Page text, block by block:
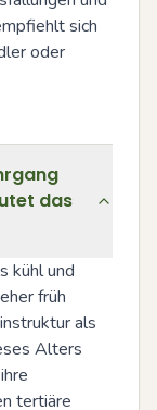
sich
oder
das
kühl und
früh
als
Alters
tertiäre